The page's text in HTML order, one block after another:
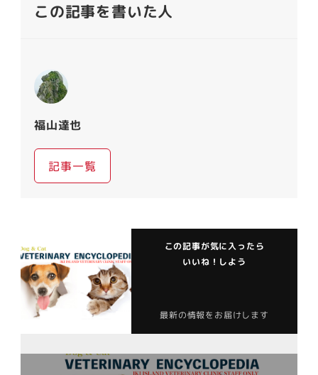
この記事を書いた人
福山達也
記事一覧
この記事が気に入ったら
いいね！しよう
最新の情報をお届けします